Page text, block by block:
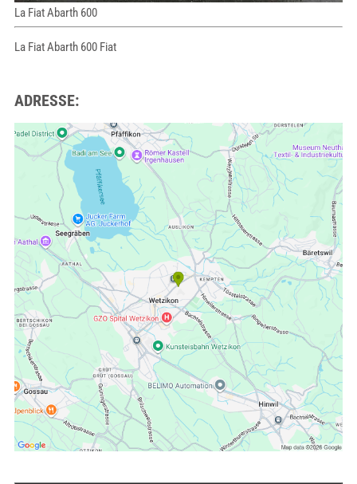
La Fiat Abarth 600
La Fiat Abarth 600 Fiat
ADRESSE: